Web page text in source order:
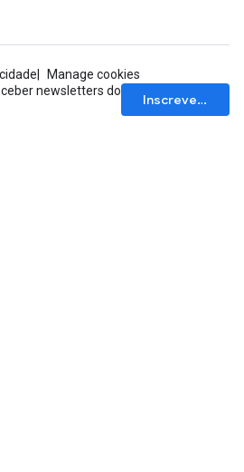
Manage cookies
newsletters do
Inscrever-se